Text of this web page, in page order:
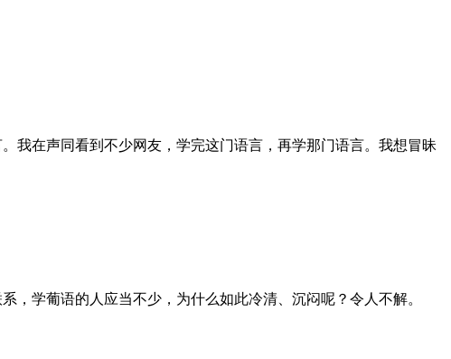
我在声同看到不少网友，学完这门语言，再学那门语言。我想冒昧
学葡语的人应当不少，为什么如此冷清、沉闷呢？令人不解。